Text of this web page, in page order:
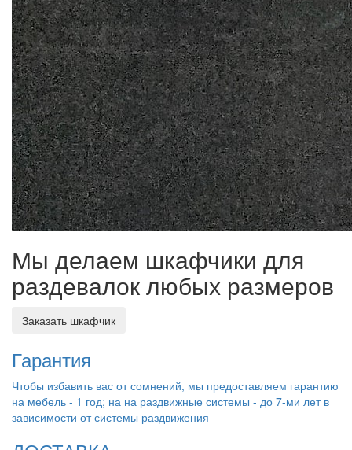
Мы делаем шкафчики для
раздевалок любых размеров
Заказать шкафчик
Гарантия
Чтобы избавить вас от сомнений, мы предоставляем гарантию
на мебель - 1 год; на на раздвижные системы - до 7-ми лет в
зависимости от системы раздвижения